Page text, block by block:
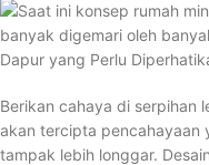
Berikan cahaya di serpihan
akan tercipta pencahayaan
tampak lebih longgar.